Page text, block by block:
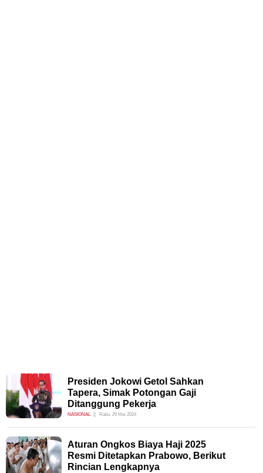
Presiden Jokowi Getol Sahkan
Tapera, Simak Potongan Gaji
Ditanggung Pekerja
NASIONAL Rabu, 29 Mei 2024
Aturan Ongkos Biaya Haji 2025
Resmi Ditetapkan Prabowo, Berikut
Rincian Lengkapnya